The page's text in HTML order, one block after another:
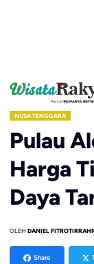
NUSA TENGGARA
Pulau
Harga
Daya
OLEH DANIEL
Share